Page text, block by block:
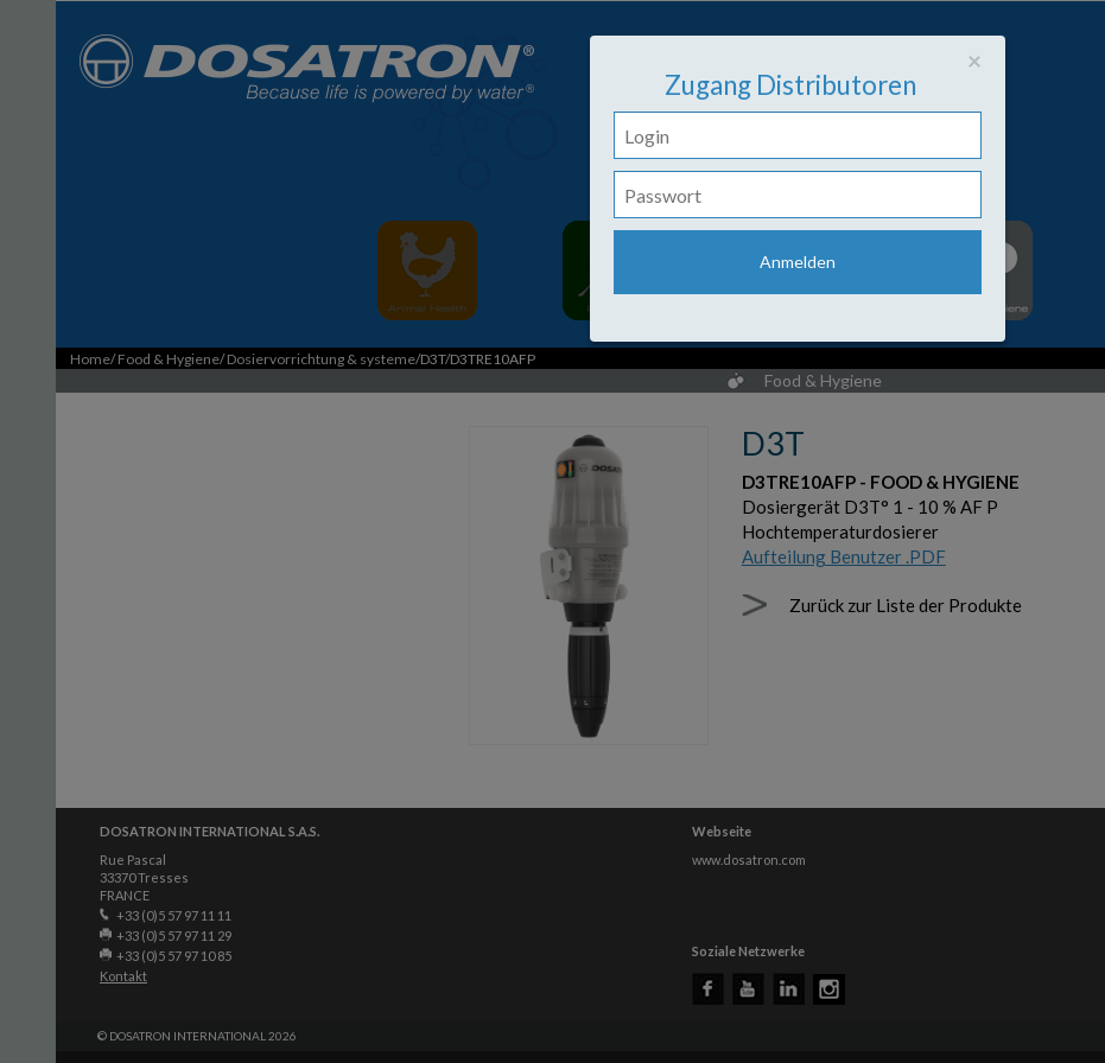
Home/Food & Hygiene/Dosiervorrichtung & systeme/D3T/D3TRE10AFP
Food & Hygiene
D3T
D3TRE10AFP - FOOD & HYGIENE
Dosiergerät D3T° 1 - 10 % AF P
Hochtemperaturdosierer
Aufteilung Benutzer .PDF
Zurück zur Liste der Produkte
DOSATRON INTERNATIONAL S.A.S.
Rue Pascal
33370 Tresses
FRANCE
+33 (0)5 57 97 11 11
+33 (0)5 57 97 11 29
+33 (0)5 57 97 10 85
Kontakt
Webseite
www.dosatron.com
Soziale Netzwerke
© DOSATRON INTERNATIONAL 2026
×
Zugang Distributoren